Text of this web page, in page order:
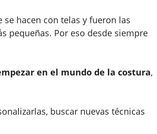
hacen con telas y fueron las
pequeñas. Por eso desde siempre
en el mundo de la costura,
buscar nuevas técnicas